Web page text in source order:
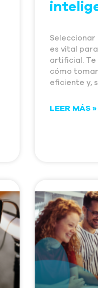
Seleccionar
es vital
artificial. Te
cómo
eficiente y,
LEER MÁS »